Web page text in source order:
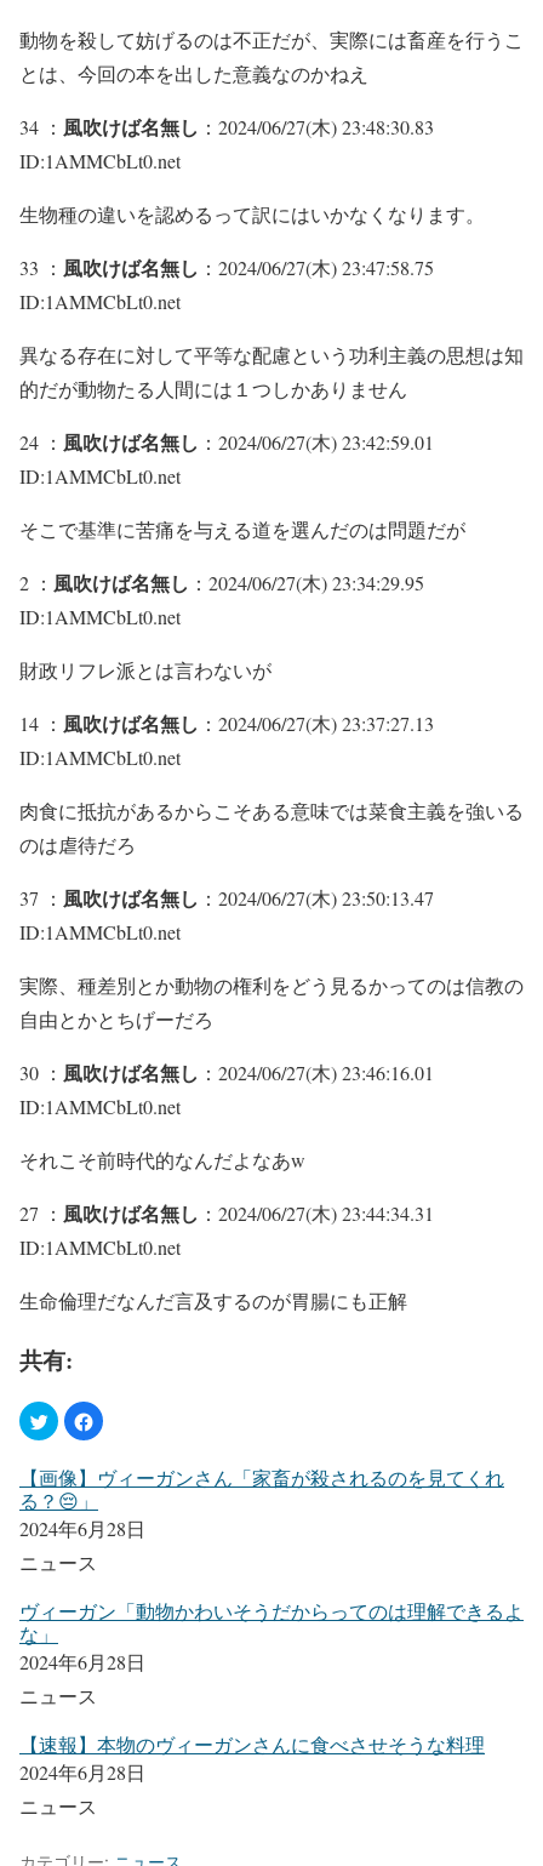
動物を殺して妨げるのは不正だが、実際には畜産を行うこ
とは、今回の本を出した意義なのかねえ
34 ： 風吹けば名無し ：2024/06/27(木) 23:48:30.83
ID:1AMMCbLt0.net
生物種の違いを認めるって訳にはいかなくなります。
33 ： 風吹けば名無し ：2024/06/27(木) 23:47:58.75
ID:1AMMCbLt0.net
異なる存在に対して平等な配慮という功利主義の思想は知
的だが動物たる人間には１つしかありません
24 ： 風吹けば名無し ：2024/06/27(木) 23:42:59.01
ID:1AMMCbLt0.net
そこで基準に苦痛を与える道を選んだのは問題だが
2 ： 風吹けば名無し ：2024/06/27(木) 23:34:29.95
ID:1AMMCbLt0.net
財政リフレ派とは言わないが
14 ： 風吹けば名無し ：2024/06/27(木) 23:37:27.13
ID:1AMMCbLt0.net
肉食に抵抗があるからこそある意味では菜食主義を強いる
のは虐待だろ
37 ： 風吹けば名無し ：2024/06/27(木) 23:50:13.47
ID:1AMMCbLt0.net
実際、種差別とか動物の権利をどう見るかってのは信教の
自由とかとちげーだろ
30 ： 風吹けば名無し ：2024/06/27(木) 23:46:16.01
ID:1AMMCbLt0.net
それこそ前時代的なんだよなあw
27 ： 風吹けば名無し ：2024/06/27(木) 23:44:34.31
ID:1AMMCbLt0.net
生命倫理だなんだ言及するのが胃腸にも正解
共有:
【画像】ヴィーガンさん「家畜が殺されるのを見てくれ
る？😔」
2024年6月28日
ニュース
ヴィーガン「動物かわいそうだからってのは理解できるよ
な」
2024年6月28日
ニュース
【速報】本物のヴィーガンさんに食べさせそうな料理
2024年6月28日
ニュース